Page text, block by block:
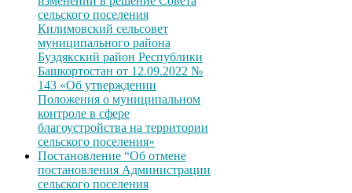
сельского поселения
Килимовский сельсовет
муниципального района
Буздякский район Республики
Башкортостан от 12.09.2022 №
143 «Об утверждении
Положения о муниципальном
контроле в сфере
благоустройства на территории
сельского поселения»
Постановление “Об отмене
постановления Администрации
сельского поселения